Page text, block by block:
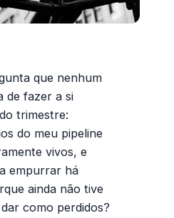
que nenhum
de fazer a si
trimestre:
do meu pipeline
vivos, e
empurrar há
ainda não tive
como perdidos?